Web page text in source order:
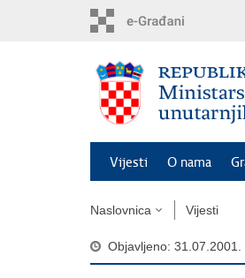
Vijesti O nama
Naslovnica Vijesti
Objavljeno: 31.07.2001.